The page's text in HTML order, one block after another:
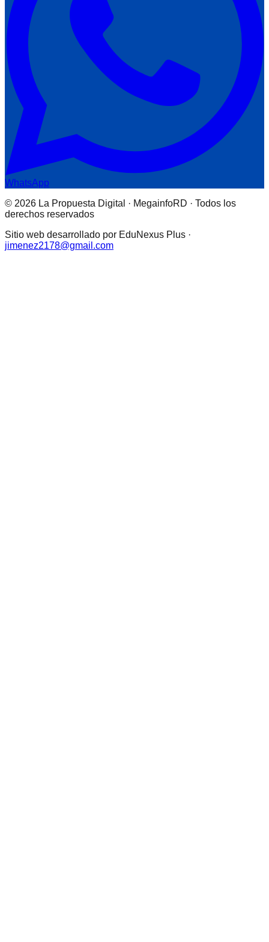
WhatsApp
© 2026 La Propuesta Digital · MegainfoRD · Todos los
derechos reservados
Sitio web desarrollado por EduNexus Plus ·
jimenez2178@gmail.com